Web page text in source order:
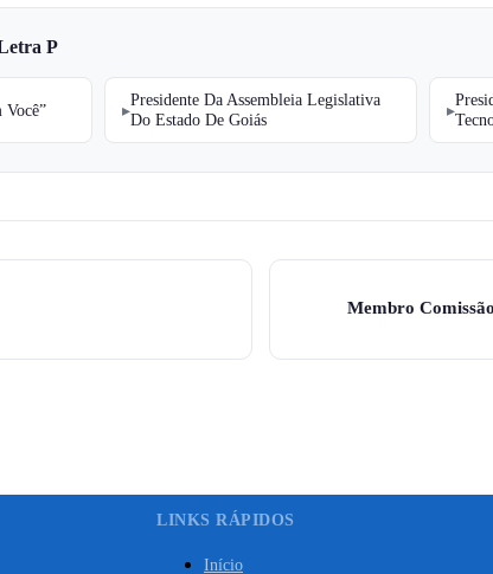
P
Você”
Presidente Da Assembleia Legislativa
Do Estado De Goiás
Membro
LINKS RÁPIDOS
Início